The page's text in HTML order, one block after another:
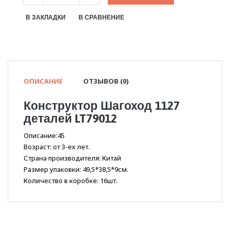
В ЗАКЛАДКИ В СРАВНЕНИЕ
ОПИСАНИЕ ОТЗЫВОВ (0)
Конструктор Шагоход 1127
деталей LT79012
Описание:45
Возраст: от 3-ех лет.
Страна производителя: Китай
Размер упаковки: 49,5*38,5*9см.
Количество в коробке: 16шт.